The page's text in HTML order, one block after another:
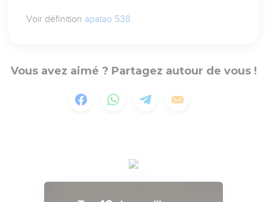
Voir définition apatao 538
Vous avez aimé ? Partagez autour de vous !